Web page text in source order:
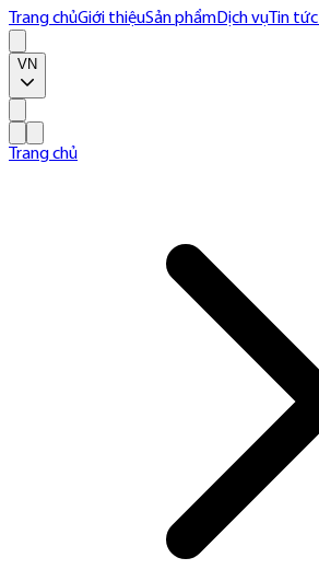
Trang chủGiới thiệuSản phẩmDịch vụ Tin tức
VN
Trang chủ